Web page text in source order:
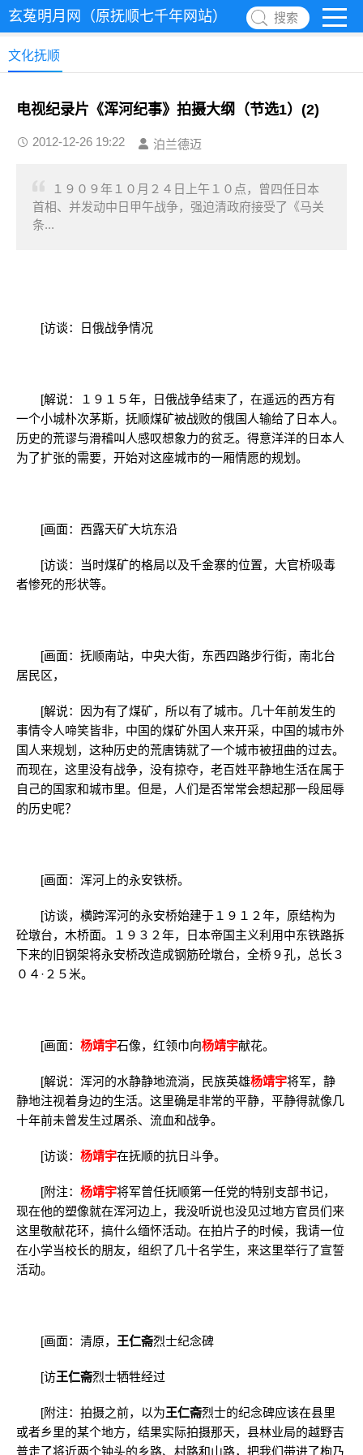
玄菟明月网（原抚顺七千年网站） 搜索
文化抚顺
电视纪录片《浑河纪事》拍摄大纲（节选1）(2)
2012-12-26 19:22 泊兰德迈
１９０９年１０月２４日上午１０点，曾四任日本
首相、并发动中日甲午战争，强迫清政府接受了《马关
条...
[访谈：日俄战争情况
[解说：１９１５年，日俄战争结束了，在遥远的西方有
一个小城朴次茅斯，抚顺煤矿被战败的俄国人输给了日本人。
历史的荒谬与滑稽叫人感叹想象力的贫乏。得意洋洋的日本人
为了扩张的需要，开始对这座城市的一厢情愿的规划。
[画面：西露天矿大坑东沿
[访谈：当时煤矿的格局以及千金寨的位置，大官桥吸毒
者惨死的形状等。
[画面：抚顺南站，中央大街，东西四路步行街，南北台
居民区，
[解说：因为有了煤矿，所以有了城市。几十年前发生的
事情令人啼笑皆非，中国的煤矿外国人来开采，中国的城市外
国人来规划，这种历史的荒唐铸就了一个城市被扭曲的过去。
而现在，这里没有战争，没有掠夺，老百姓平静地生活在属于
自己的国家和城市里。但是，人们是否常常会想起那一段屈辱
的历史呢？
[画面：浑河上的永安铁桥。
[访谈，横跨浑河的永安桥始建于１９１２年，原结构为
砼墩台，木桥面。１９３２年，日本帝国主义利用中东铁路拆
下来的旧钢架将永安桥改造成钢筋砼墩台，全桥９孔，总长３
０４·２５米。
[画面： 杨靖宇石像，红领巾向杨靖宇献花。
[解说：浑河的水静静地流淌，民族英雄杨靖宇将军，静
静地注视着身边的生活。这里确是非常的平静，平静得就像几
十年前未曾发生过屠杀、流血和战争。
[访谈： 杨靖宇在抚顺的抗日斗争。
[附注： 杨靖宇将军曾任抚顺第一任党的特别支部书记，
现在他的塑像就在浑河边上，我没听说也没见过地方官员们来
这里敬献花环，搞什么缅怀活动。在拍片子的时候，我请一位
在小学当校长的朋友，组织了几十名学生，来这里举行了宣誓
活动。
[画面：清原， 王仁斋烈士纪念碑
[访王仁斋烈士牺牲经过
[附注：拍摄之前，以为王仁斋烈士的纪念碑应该在县里
或者乡里的某个地方，结果实际拍摄那天，县林业局的越野吉
普走了将近两个钟头的乡路、村路和山路，把我们带进了枸乃